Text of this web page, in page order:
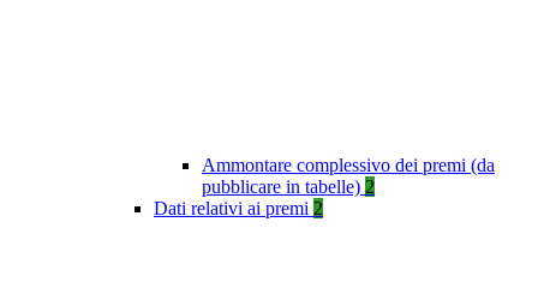
Ammontare complessivo dei premi (da
pubblicare in tabelle) 2
Dati relativi ai premi 2